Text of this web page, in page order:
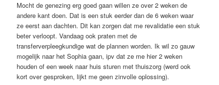
Mocht de genezing erg goed gaan willen ze over 2 weken de
andere kant doen. Dat is een stuk eerder dan de 6 weken waar
ze eerst aan dachten. Dit kan zorgen dat me revalidatie een stuk
beter verloopt. Vandaag ook praten met de
transferverpleegkundige wat de plannen worden. Ik wil zo gauw
mogelijk naar het Sophia gaan, ipv dat ze me hier 2 weken
houden of een week naar huis sturen met thuiszorg (werd ook
kort over gesproken, lijkt me geen zinvolle oplossing).